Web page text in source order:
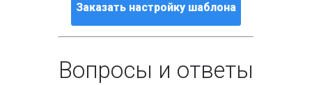
Заказать настройку шаблона
Вопросы и ответы